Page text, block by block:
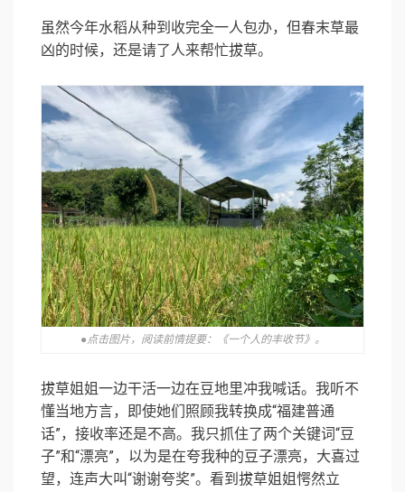
虽然今年水稻从种到收完全一人包办，但春末草最
凶的时候，还是请了人来帮忙拔草。
●点击图片，阅读前情提要：《一个人的丰收节》。
拔草姐姐一边干活一边在豆地里冲我喊话。我听不
懂当地方言，即使她们照顾我转换成“福建普通
话”，接收率还是不高。我只抓住了两个关键词“豆
子”和“漂亮”，以为是在夸我种的豆子漂亮，大喜过
望，连声大叫“谢谢夸奖”。看到拔草姐姐愕然立